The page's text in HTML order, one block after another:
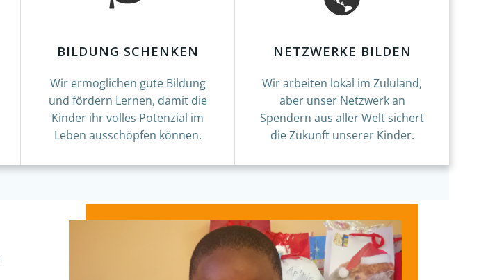
BILDUNG SCHENKEN
Wir ermöglichen gute Bildung
und fördern Lernen, damit die
Kinder ihr volles Potenzial im
Leben ausschöpfen können.
NETZWERKE BILDEN
Wir arbeiten lokal im Zululand,
aber unser Netzwerk an
Spendern aus aller Welt sichert
die Zukunft unserer Kinder.